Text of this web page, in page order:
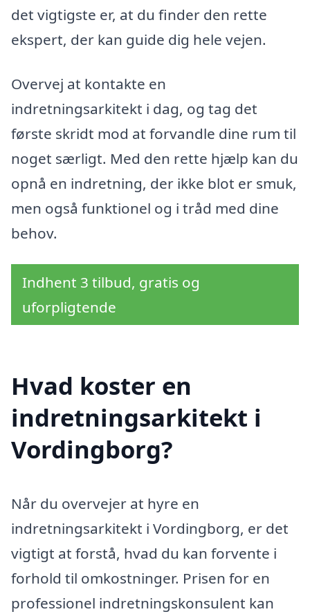
det vigtigste er, at du finder den rette
ekspert, der kan guide dig hele vejen.
Overvej at kontakte en
indretningsarkitekt i dag, og tag det
første skridt mod at forvandle dine rum til
noget særligt. Med den rette hjælp kan du
opnå en indretning, der ikke blot er smuk,
men også funktionel og i tråd med dine
behov.
Indhent 3 tilbud, gratis og
uforpligtende
Hvad koster en
indretningsarkitekt i
Vordingborg?
Når du overvejer at hyre en
indretningsarkitekt i Vordingborg, er det
vigtigt at forstå, hvad du kan forvente i
forhold til omkostninger. Prisen for en
professionel indretningskonsulent kan